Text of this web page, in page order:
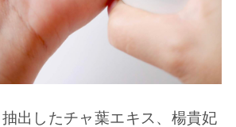
出したチャ葉エキス、楊貴妃